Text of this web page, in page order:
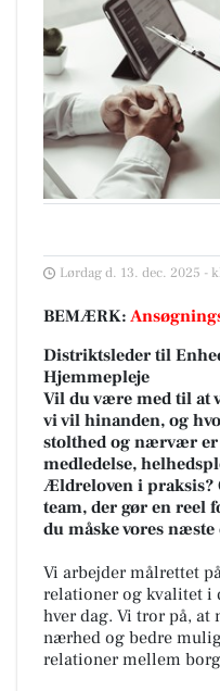
Lørdag d. 13. dec. 2025 -
BEMÆRK:
Distriktsleder til
Hjemmepleje
Vil du være med til at
vi vil hinanden, og
stolthed og nærvær
medledelse,
Ældreloven i praksis?
team, der gør en reel
du måske vores
Vi arbejder målrettet
relationer og kvalitet i
hver dag. Vi tror på, at
nærhed og bedre
relationer mellem